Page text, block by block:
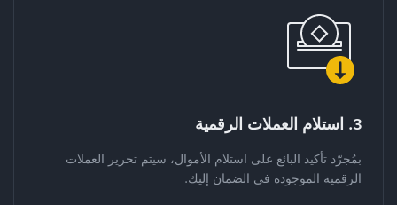
3. استلام العملات الرقمية
بمُجرّد تأكيد البائع على استلام الأموال، سيتم تحرير العملات
الرقمية الموجودة في الضمان إليك.